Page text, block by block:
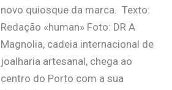
novo quiosque da marca. Texto:
Redação «human» Foto: DR A
Magnolia, cadeia internacional de
joalharia artesanal, chega ao
centro do Porto com a sua